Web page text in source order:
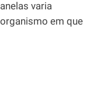
varia
em que